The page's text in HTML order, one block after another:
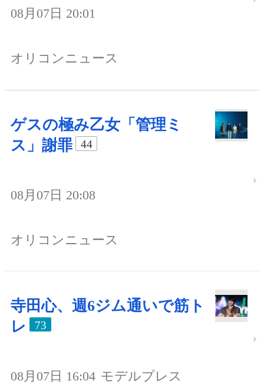
08月07日 20:01
オリコンニュース
ゲスの極み乙女「管理ミ
ス」謝罪
44
08月07日 20:08
オリコンニュース
寺田心、週6ジム通いで筋ト
レ
73
08月07日 16:04 モデルプレス